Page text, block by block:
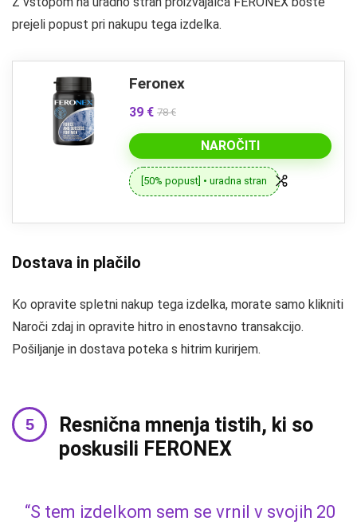
prejeli popust pri nakupu tega izdelka.
Feronex
39 € 78 €
NAROČITI
[50% popust] • uradna stran
Dostava in plačilo
Ko opravite spletni nakup tega izdelka, morate samo klikniti
Naroči zdaj in opravite hitro in enostavno transakcijo.
Pošiljanje in dostava poteka s hitrim kurirjem.
Resnična mnenja tistih, ki so
poskusili FERONEX
“S tem izdelkom sem se vrnil v svojih 20